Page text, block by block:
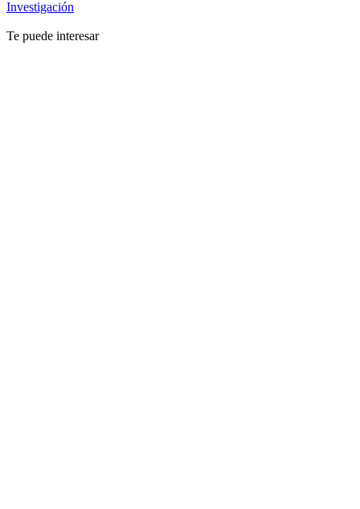
Investigación
Te puede interesar